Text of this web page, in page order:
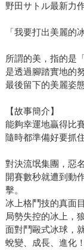
野田サトル最新力
「我要打出美麗的
所謂的美，指的是
是透過腳踏實地的
最後留下的美麗姿
【故事簡介】
能夠幸運地贏得比
隨時都準備好要抓
對決流氓集團，惡
開賽數秒就遭到動
擊。
冰上格鬥技的真面
局勢失控的冰上，
面對鬥毆式冰球，
蛻變、成長、進化